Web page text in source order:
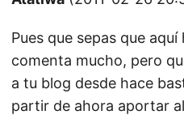
Pues que sepas que
comenta mucho, pero
a tu blog desde hace
partir de ahora aportar